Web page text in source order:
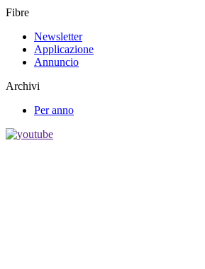
Fibre
Newsletter
Applicazione
Annuncio
Archivi
Per anno